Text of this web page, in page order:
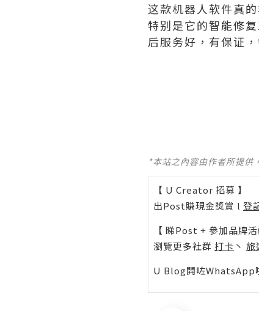
这款机器人软件真
特别是它的智能修
后服务好，有保证
*本站之內容由作者所提供
【 U Creator 招募 】
出Post賺現金獎賞 l 登
【 睇Post + 參加品牌活
瀏覽更多社群 打卡 丶 旅
U Blog開咗WhatsApp